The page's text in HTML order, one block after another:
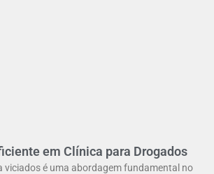
em Clínica para Drogados
viciados é uma abordagem fundamental no